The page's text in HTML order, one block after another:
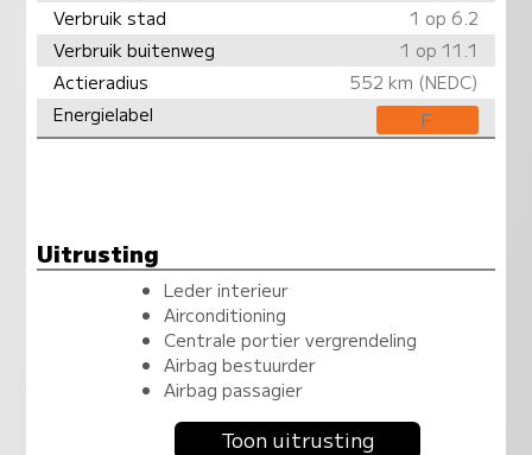
Verbruik stad
1 op 6.2
Verbruik buitenweg
1 op 11.1
Actieradius
552 km (NEDC)
Energielabel
F
Uitrusting
Leder interieur
Airconditioning
Centrale portier vergrendeling
Airbag bestuurder
Airbag passagier
Toon uitrusting